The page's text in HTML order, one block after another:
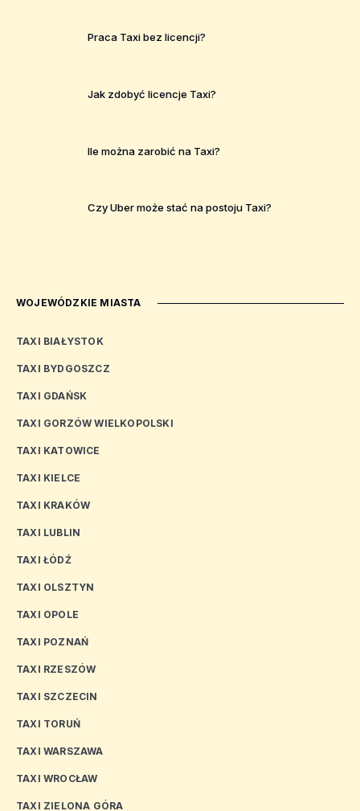
Praca Taxi bez licencji?
Jak zdobyć licencje Taxi?
Ile można zarobić na Taxi?
Czy Uber może stać na postoju Taxi?
WOJEWÓDZKIE MIASTA
TAXI BIAŁYSTOK
TAXI BYDGOSZCZ
TAXI GDAŃSK
TAXI GORZÓW WIELKOPOLSKI
TAXI KATOWICE
TAXI KIELCE
TAXI KRAKÓW
TAXI LUBLIN
TAXI ŁÓDŹ
TAXI OLSZTYN
TAXI OPOLE
TAXI POZNAŃ
TAXI RZESZÓW
TAXI SZCZECIN
TAXI TORUŃ
TAXI WARSZAWA
TAXI WROCŁAW
TAXI ZIELONA GÓRA